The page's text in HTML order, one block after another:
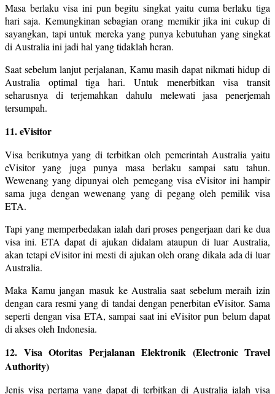
Masa berlaku visa ini pun begitu singkat yaitu cuma berlaku tiga
hari saja. Kemungkinan sebagian orang memikir jika ini cukup di
sayangkan, tapi untuk mereka yang punya kebutuhan yang singkat
di Australia ini jadi hal yang tidaklah heran.
Saat sebelum lanjut perjalanan, Kamu masih dapat nikmati hidup di
Australia optimal tiga hari. Untuk menerbitkan visa transit
seharusnya di terjemahkan dahulu melewati jasa penerjemah
tersumpah.
11. eVisitor
Visa berikutnya yang di terbitkan oleh pemerintah Australia yaitu
eVisitor yang juga punya masa berlaku sampai satu tahun.
Wewenang yang dipunyai oleh pemegang visa eVisitor ini hampir
sama juga dengan wewenang yang di pegang oleh pemilik visa
ETA.
Tapi yang memperbedakan ialah dari proses pengerjaan dari ke dua
visa ini. ETA dapat di ajukan didalam ataupun di luar Australia,
akan tetapi eVisitor ini mesti di ajukan oleh orang dikala ada di luar
Australia.
Maka Kamu jangan masuk ke Australia saat sebelum meraih izin
dengan cara resmi yang di tandai dengan penerbitan eVisitor. Sama
seperti dengan visa ETA, sampai saat ini eVisitor pun belum dapat
di akses oleh Indonesia.
12. Visa Otoritas Perjalanan Elektronik (Electronic Travel
Authority)
Jenis visa pertama yang dapat di terbitkan di Australia ialah visa